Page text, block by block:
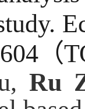
（
Ru